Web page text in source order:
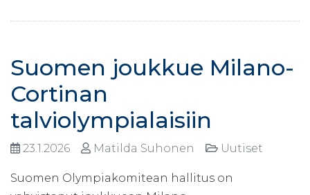
Suomen joukkue Milano-
Cortinan
talviolympialaisiin
23.1.2026 Matilda Suhonen Uutiset
Suomen Olympiakomitean hallitus on